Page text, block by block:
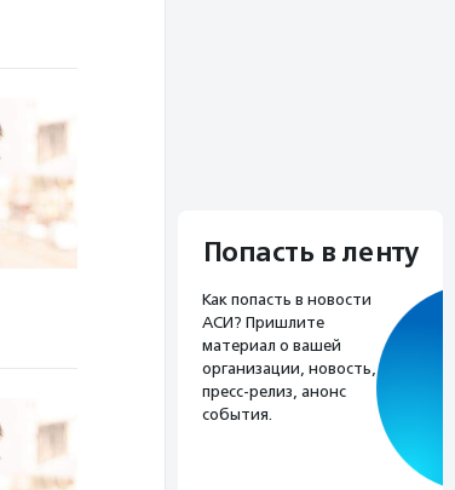
Попасть в ленту
Как попасть в новости
АСИ? Пришлите
материал о вашей
организации, новость,
пресс-релиз, анонс
события.